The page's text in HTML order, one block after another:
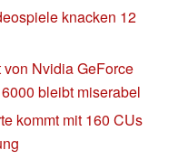
knacken 12
Nvidia GeForce
bleibt miserabel
kommt mit 160 CUs